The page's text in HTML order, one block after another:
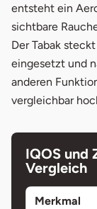
entsteht ein
sichtbare
Der Tabak
eingesetzt und
anderen
vergleichbar
IQOS und
Vergleich
Merkmal